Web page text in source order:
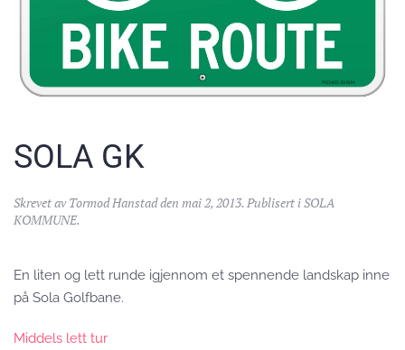
SOLA GK
Skrevet avTormod Hanstadden mai 2, 2013. Publisert iSOLA
KOMMUNE.
En liten og lett runde igjennom et spennende landskap inne
på Sola Golfbane.
Middels lett tur